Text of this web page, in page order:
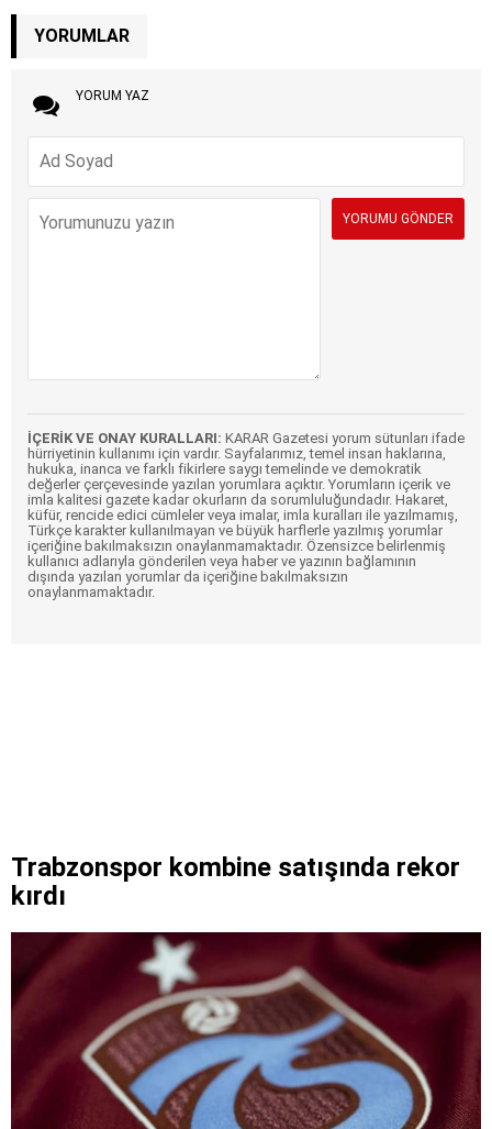
YORUMLAR
YORUM YAZ
İÇERİK VE ONAY KURALLARI: KARAR Gazetesi yorum sütunları ifade
hürriyetinin kullanımı için vardır. Sayfalarımız, temel insan haklarına,
hukuka, inanca ve farklı fikirlere saygı temelinde ve demokratik
değerler çerçevesinde yazılan yorumlara açıktır. Yorumların içerik ve
imla kalitesi gazete kadar okurların da sorumluluğundadır. Hakaret,
küfür, rencide edici cümleler veya imalar, imla kuralları ile yazılmamış,
Türkçe karakter kullanılmayan ve büyük harflerle yazılmış yorumlar
içeriğine bakılmaksızın onaylanmamaktadır. Özensizce belirlenmiş
kullanıcı adlarıyla gönderilen veya haber ve yazının bağlamının
dışında yazılan yorumlar da içeriğine bakılmaksızın
onaylanmamaktadır.
Trabzonspor kombine satışında rekor
kırdı